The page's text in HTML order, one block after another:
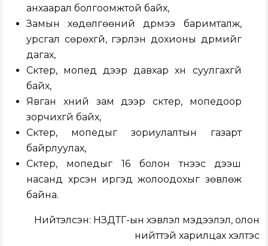
анхаарал болгоомжтой байх,
Замын хөдөлгөөний дүрмээ баримталж,
урсгал сөрөхгүй, гэрлэн дохионы дүрмийг
дагах,
Скүүтер, мопед дээр давхар хүн суулгахгүй
байх,
Явган хүний зам дээр скүүтер, мопедоор
зорчихгүй байх,
Скүүтер, мопедыг зориулалтын газарт
байрлуулах,
Скүүтер, мопедыг 16 болон түүнээс дээш
насанд хүрсэн иргэд жолоодохыг зөвлөж
байна.
Нийтэлсэн: НЗДТГ-ын хэвлэл мэдээлэл, олон
нийттэй харилцах хэлтэс